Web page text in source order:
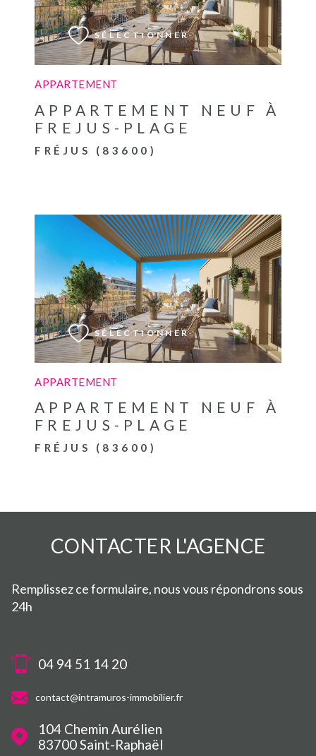
APPARTEMENT
APPARTEMENT NEUF À
FREJUS-PLAGE
FRÉJUS (83600)
SÉLECTIONNER
APPARTEMENT
APPARTEMENT NEUF À
FREJUS-PLAGE
FRÉJUS (83600)
SÉLECTIONNER
VOIR LE BIEN
CONTACTER L'AGENCE
Remplissez ce formulaire, nous vous répondrons sous
24h
04 94 51 14 20
contact@intramuros-immobilier.fr
104 Chemin Aurélien
83700
Saint-Raphaël